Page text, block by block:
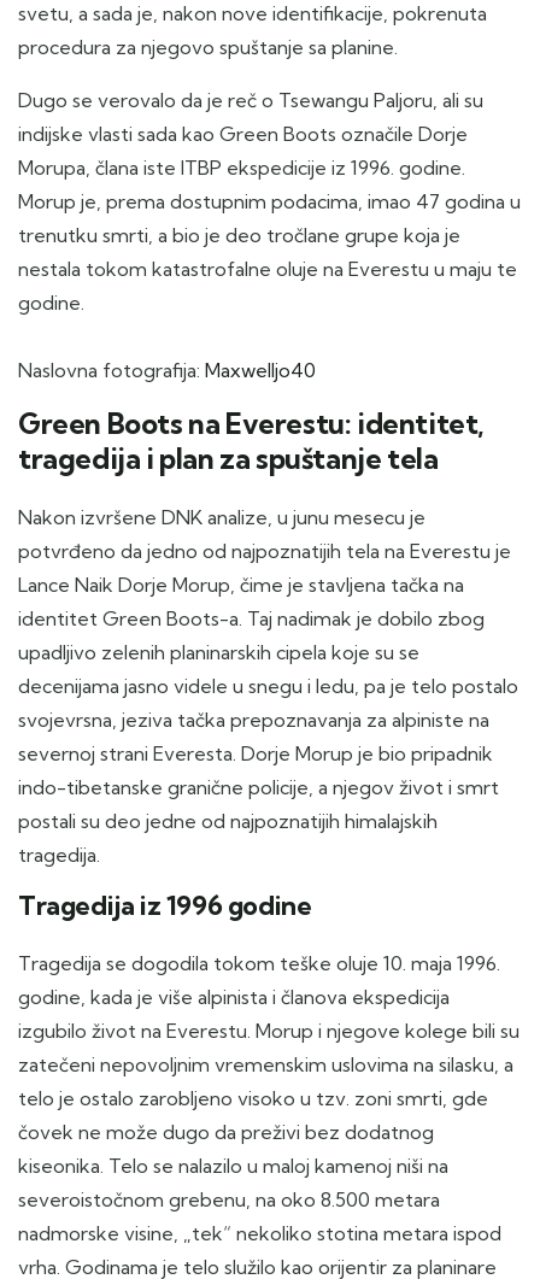
svetu, a sada je, nakon nove identifikacije, pokrenuta
procedura za njegovo spuštanje sa planine.
Dugo se verovalo da je reč o Tsewangu Paljoru, ali su
indijske vlasti sada kao Green Boots označile Dorje
Morupa, člana iste ITBP ekspedicije iz 1996. godine.
Morup je, prema dostupnim podacima, imao 47 godina u
trenutku smrti, a bio je deo tročlane grupe koja je
nestala tokom katastrofalne oluje na Everestu u maju te
godine.
Naslovna fotografija: Maxwelljo40
Green Boots na Everestu: identitet,
tragedija i plan za spuštanje tela
Nakon izvršene DNK analize, u junu mesecu je
potvrđeno da jedno od najpoznatijih tela na Everestu je
Lance Naik Dorje Morup, čime je stavljena tačka na
identitet Green Boots-a. Taj nadimak je dobilo zbog
upadljivo zelenih planinarskih cipela koje su se
decenijama jasno videle u snegu i ledu, pa je telo postalo
svojevrsna, jeziva tačka prepoznavanja za alpiniste na
severnoj strani Everesta. Dorje Morup je bio pripadnik
indo-tibetanske granične policije, a njegov život i smrt
postali su deo jedne od najpoznatijih himalajskih
tragedija.
Tragedija iz 1996 godine
Tragedija se dogodila tokom teške oluje 10. maja 1996.
godine, kada je više alpinista i članova ekspedicija
izgubilo život na Everestu. Morup i njegove kolege bili su
zatečeni nepovoljnim vremenskim uslovima na silasku, a
telo je ostalo zarobljeno visoko u tzv. zoni smrti, gde
čovek ne može dugo da preživi bez dodatnog
kiseonika. Telo se nalazilo u maloj kamenoj niši na
severoistočnom grebenu, na oko 8.500 metara
nadmorske visine, „tek“ nekoliko stotina metara ispod
vrha. Godinama je telo služilo kao orijentir za planinare